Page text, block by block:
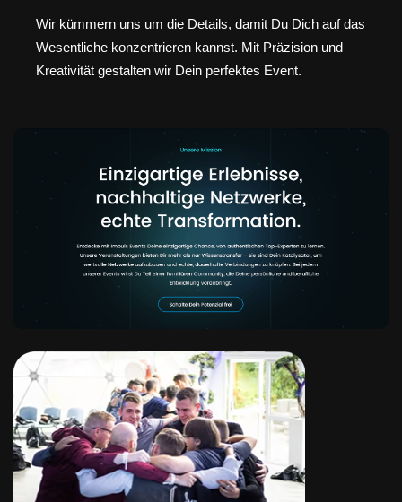
Wir kümmern uns um die Details, damit Du Dich auf das
Wesentliche konzentrieren kannst. Mit Präzision und
Kreativität gestalten wir Dein perfektes Event.